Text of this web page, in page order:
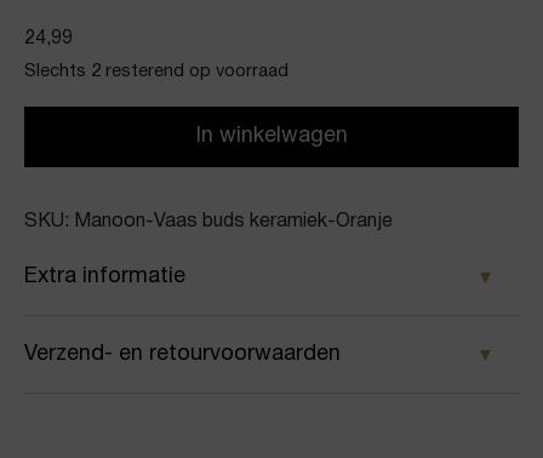
24,99
Slechts 2 resterend op voorraad
In winkelwagen
SKU: Manoon-Vaas buds keramiek-Oranje
Extra informatie
Kleur
Verzend- en retourvoorwaarden